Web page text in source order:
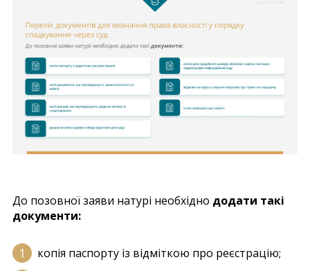
До позовної заяви натурі необхідно додати такі
документи:
копія паспорту із відміткою про реєстрацію;